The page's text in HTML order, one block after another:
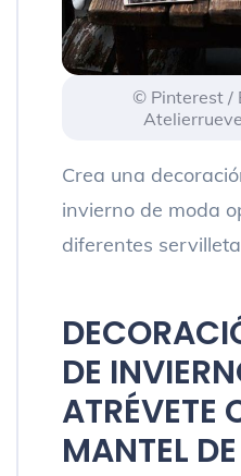
© Pinterest /
Crea una
invierno de moda
diferentes
DE
ATRÉVETE
MANTEL